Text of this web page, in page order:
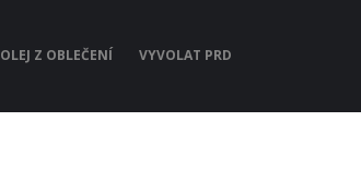
OLEJ Z OBLEČENÍ VYVOLAT PRD